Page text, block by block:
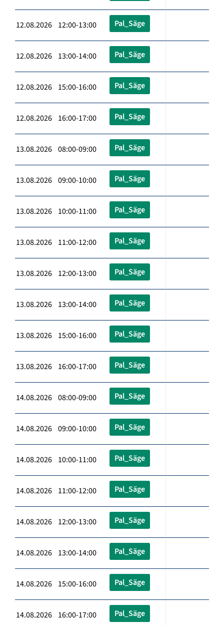
12.08.2026 12:00-13:00 Pal_Säge
12.08.2026 13:00-14:00 Pal_Säge
12.08.2026 15:00-16:00 Pal_Säge
12.08.2026 16:00-17:00 Pal_Säge
13.08.2026 08:00-09:00 Pal_Säge
13.08.2026 09:00-10:00 Pal_Säge
13.08.2026 10:00-11:00 Pal_Säge
13.08.2026 11:00-12:00 Pal_Säge
13.08.2026 12:00-13:00 Pal_Säge
13.08.2026 13:00-14:00 Pal_Säge
13.08.2026 15:00-16:00 Pal_Säge
13.08.2026 16:00-17:00 Pal_Säge
14.08.2026 08:00-09:00 Pal_Säge
14.08.2026 09:00-10:00 Pal_Säge
14.08.2026 10:00-11:00 Pal_Säge
14.08.2026 11:00-12:00 Pal_Säge
14.08.2026 12:00-13:00 Pal_Säge
14.08.2026 13:00-14:00 Pal_Säge
14.08.2026 15:00-16:00 Pal_Säge
14.08.2026 16:00-17:00 Pal_Säge